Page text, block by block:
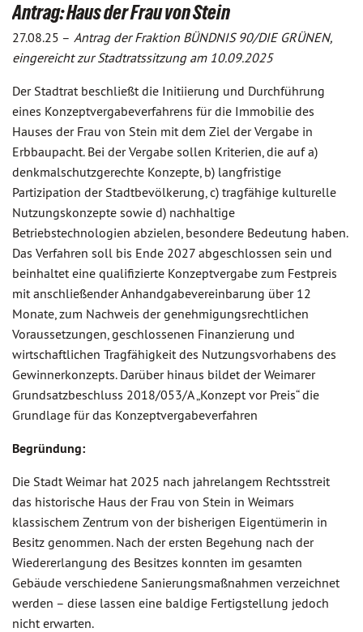
Antrag: Haus der Frau von Stein
27.08.25 – Antrag der Fraktion BÜNDNIS 90/DIE GRÜNEN,
eingereicht zur Stadtratssitzung am 10.09.2025
Der Stadtrat beschließt die Initiierung und Durchführung
eines Konzeptvergabeverfahrens für die Immobilie des
Hauses der Frau von Stein mit dem Ziel der Vergabe in
Erbbaupacht. Bei der Vergabe sollen Kriterien, die auf a)
denkmalschutzgerechte Konzepte, b) langfristige
Partizipation der Stadtbevölkerung, c) tragfähige kulturelle
Nutzungskonzepte sowie d) nachhaltige
Betriebstechnologien abzielen, besondere Bedeutung haben.
Das Verfahren soll bis Ende 2027 abgeschlossen sein und
beinhaltet eine qualifizierte Konzeptvergabe zum Festpreis
mit anschließender Anhandgabevereinbarung über 12
Monate, zum Nachweis der genehmigungsrechtlichen
Voraussetzungen, geschlossenen Finanzierung und
wirtschaftlichen Tragfähigkeit des Nutzungsvorhabens des
Gewinnerkonzepts. Darüber hinaus bildet der Weimarer
Grundsatzbeschluss 2018/053/A „Konzept vor Preis“ die
Grundlage für das Konzeptvergabeverfahren
Begründung:
Die Stadt Weimar hat 2025 nach jahrelangem Rechtsstreit
das historische Haus der Frau von Stein in Weimars
klassischem Zentrum von der bisherigen Eigentümerin in
Besitz genommen. Nach der ersten Begehung nach der
Wiedererlangung des Besitzes konnten im gesamten
Gebäude verschiedene Sanierungsmaßnahmen verzeichnet
werden – diese lassen eine baldige Fertigstellung jedoch
nicht erwarten.